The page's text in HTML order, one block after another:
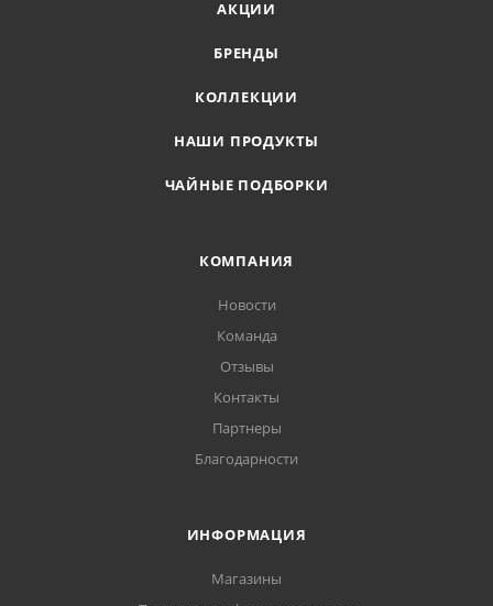
АКЦИИ
БРЕНДЫ
КОЛЛЕКЦИИ
НАШИ ПРОДУКТЫ
ЧАЙНЫЕ ПОДБОРКИ
КОМПАНИЯ
Новости
Команда
Отзывы
Контакты
Партнеры
Благодарности
ИНФОРМАЦИЯ
Магазины